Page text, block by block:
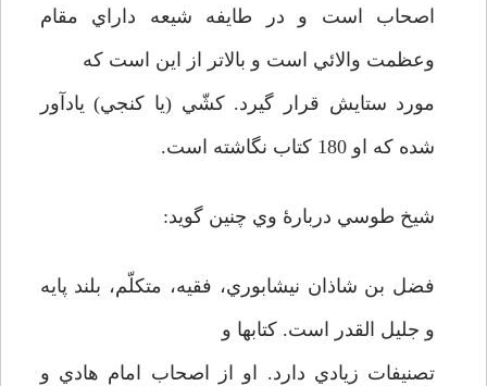
اصحاب است و در طايفه شيعه داراي مقام
وعظمت والائي است و بالاتر از اين است كه
مورد ستايش قرار گيرد. كشّي (يا كنجي) يادآور
شده كه او 180 كتاب نگاشته است.
شيخ طوسي دربارۀ وي چنين گويد:
فضل بن شاذان نيشابوري، فقيه، متكلّم، بلند پايه
و جليل القدر است. كتاب­ها و
تصنيفات زيادي دارد. او از اصحاب امام هادي و